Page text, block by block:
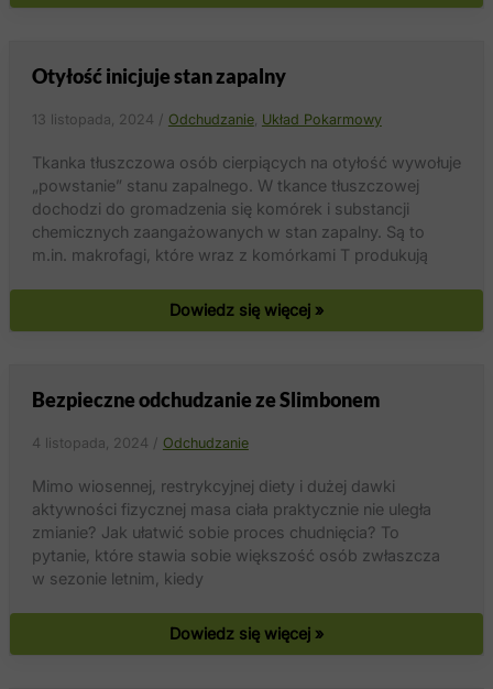
Otyłość inicjuje stan zapalny
13 listopada, 2024 / Odchudzanie, Układ Pokarmowy
Tkanka tłuszczowa osób cierpiących na otyłość wywołuje
„powstanie” stanu zapalnego. W tkance tłuszczowej
dochodzi do gromadzenia się komórek i substancji
chemicznych zaangażowanych w stan zapalny. Są to
m.in. makrofagi, które wraz z komórkami T produkują
Otyłość
Dowiedz się więcej »
Bezpieczne odchudzanie ze Slimbonem
4 listopada, 2024 / Odchudzanie
Mimo wiosennej, restrykcyjnej diety i dużej dawki
aktywności fizycznej masa ciała praktycznie nie uległa
zmianie? Jak ułatwić sobie proces chudnięcia? To
pytanie, które stawia sobie większość osób zwłaszcza
w sezonie letnim, kiedy
Bezpieczne
odchudzanie
Dowiedz się więcej »